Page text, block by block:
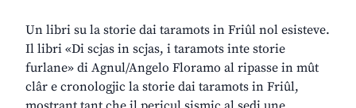
Un libri su la storie dai taramots in Friûl nol esisteve.
Il libri «Di scjas in scjas, i taramots inte storie
furlane» di Agnul/Angelo Floramo al ripasse in mût
clâr e cronologjic la storie dai taramots in Friûl,